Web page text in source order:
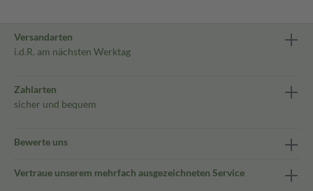
Versandarten
i.d.R. am nächsten Werktag
Zahlarten
sicher und bequem
Bewerte uns
Vertraue unserem mehrfach ausgezeichneten Service